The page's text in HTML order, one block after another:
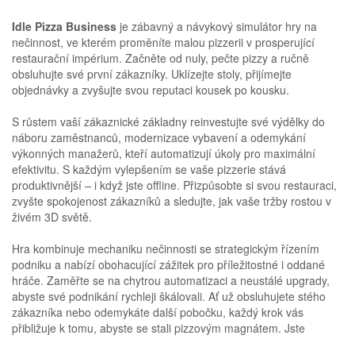
Idle Pizza Business je zábavný a návykový simulátor hry na
nečinnost, ve kterém proměníte malou pizzerii v prosperující
restaurační impérium. Začněte od nuly, pečte pizzy a ručně
obsluhujte své první zákazníky. Uklízejte stoly, přijímejte
objednávky a zvyšujte svou reputaci kousek po kousku.
S růstem vaší zákaznické základny reinvestujte své výdělky do
náboru zaměstnanců, modernizace vybavení a odemykání
výkonných manažerů, kteří automatizují úkoly pro maximální
efektivitu. S každým vylepšením se vaše pizzerie stává
produktivnější – i když jste offline. Přizpůsobte si svou restauraci,
zvyšte spokojenost zákazníků a sledujte, jak vaše tržby rostou v
živém 3D světě.
Hra kombinuje mechaniku nečinnosti se strategickým řízením
podniku a nabízí obohacující zážitek pro příležitostné i oddané
hráče. Zaměřte se na chytrou automatizaci a neustálé upgrady,
abyste své podnikání rychleji škálovali. Ať už obsluhujete stého
zákazníka nebo odemykáte další pobočku, každý krok vás
přibližuje k tomu, abyste se stali pizzovým magnátem. Jste